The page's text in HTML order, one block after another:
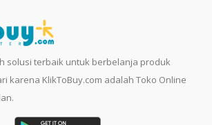
solusi terbaik untuk berbelanja produk
karena KlikToBuy.com adalah Toko Online